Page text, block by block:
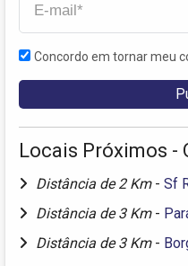
Concordo em tornar meu
Locais Próximos -
Distância de 2 Km - Sf
Distância de 3 Km -
Distância de 3 Km -